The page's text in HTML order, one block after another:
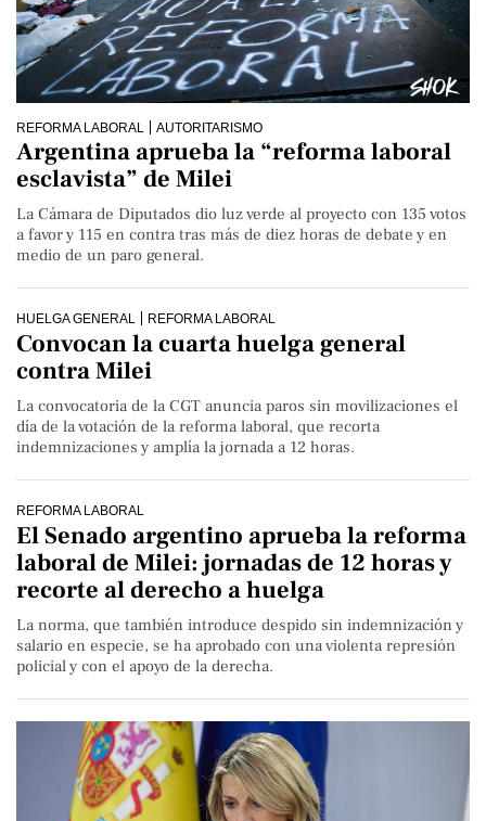
REFORMA LABORAL AUTORITARISMO
Argentina aprueba la “reforma laboral
esclavista” de Milei
La Cámara de Diputados dio luz verde al proyecto con 135 votos
a favor y 115 en contra tras más de diez horas de debate y en
medio de un paro general.
HUELGA GENERAL REFORMA LABORAL
Convocan la cuarta huelga general
contra Milei
La convocatoria de la CGT anuncia paros sin movilizaciones el
día de la votación de la reforma laboral, que recorta
indemnizaciones y amplía la jornada a 12 horas.
REFORMA LABORAL
El Senado argentino aprueba la reforma
laboral de Milei: jornadas de 12 horas y
recorte al derecho a huelga
La norma, que también introduce despido sin indemnización y
salario en especie, se ha aprobado con una violenta represión
policial y con el apoyo de la derecha.